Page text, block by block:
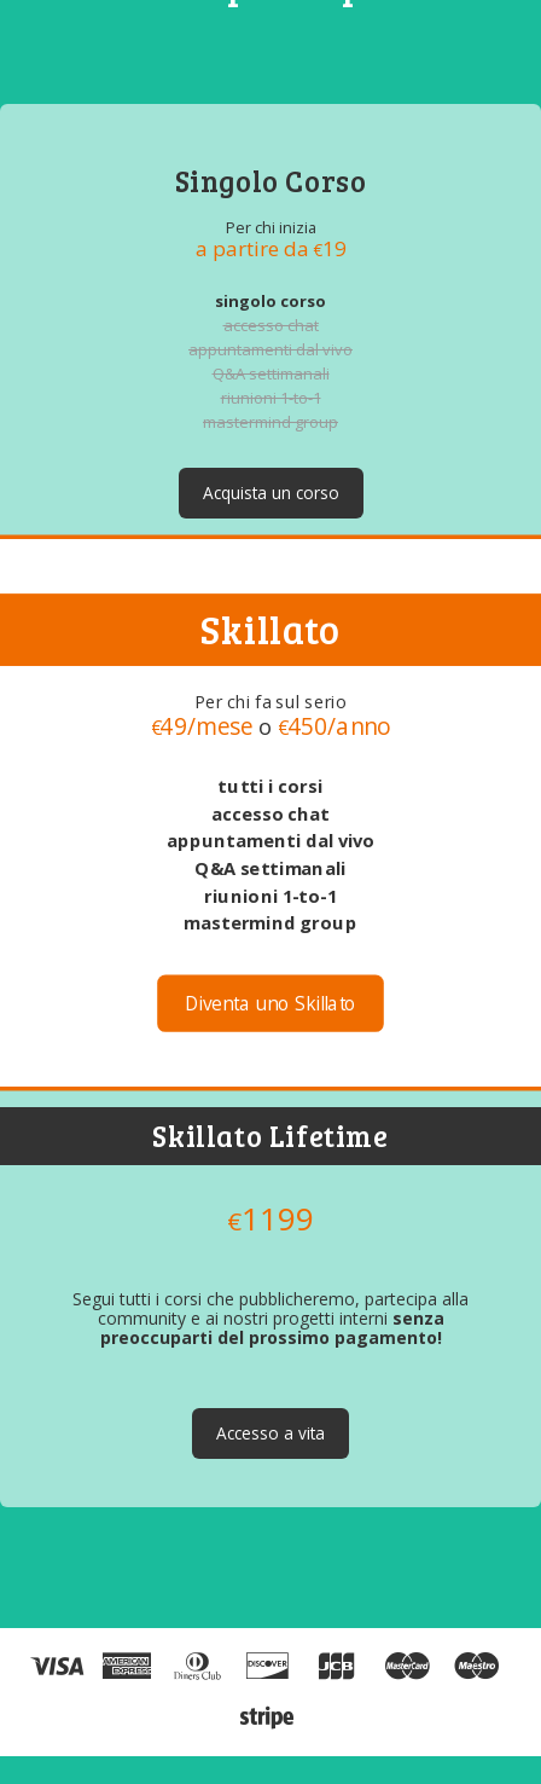
Singolo Corso
Per chi inizia
a partire da€19
singolo corso
accesso chat
appuntamenti dal vivo
Q&A settimanali
riunioni 1-to-1
mastermind group
Acquista un corso
Skillato
Per chi fa sul serio
€49/mese o €450/anno
tutti i corsi
accesso chat
appuntamenti dal vivo
Q&A settimanali
riunioni 1-to-1
mastermind group
Diventa uno Skillato
Skillato Lifetime
€1199
Segui tutti i corsi che pubblicheremo, partecipa alla
community e ai nostri progetti interni senza
preoccuparti del prossimo pagamento!
Accesso a vita